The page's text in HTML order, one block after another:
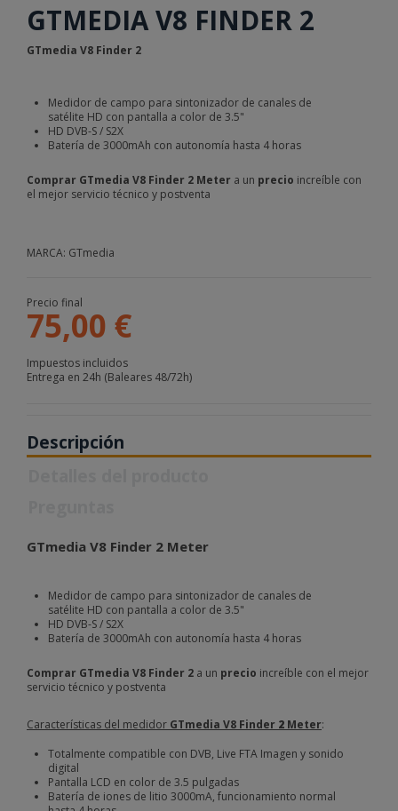
GTMEDIA V8 FINDER 2
GTmedia V8 Finder 2
Medidor de campo para sintonizador de canales de
satélite HD con pantalla a color de 3.5"
HD DVB-S / S2X
Batería de 3000mAh con autonomía hasta 4 horas
Comprar GTmedia V8 Finder 2 Meter a un precio increíble con
el mejor servicio técnico y postventa
MARCA: GTmedia
Precio final
75,00 €
Impuestos incluidos
Entrega en 24h (Baleares 48/72h)
Descripción
GTmedia V8 Finder 2 Meter
Medidor de campo para sintonizador de canales de
satélite HD con pantalla a color de 3.5"
HD DVB-S / S2X
Batería de 3000mAh con autonomía hasta 4 horas
Comprar GTmedia V8 Finder 2 a un precio increíble con el mejor
servicio técnico y postventa
Características del medidor GTmedia V8 Finder 2 Meter:
Totalmente compatible con DVB, Live FTA Imagen y sonido
digital
Pantalla LCD en color de 3.5 pulgadas
Batería de iones de litio 3000mA, funcionamiento normal